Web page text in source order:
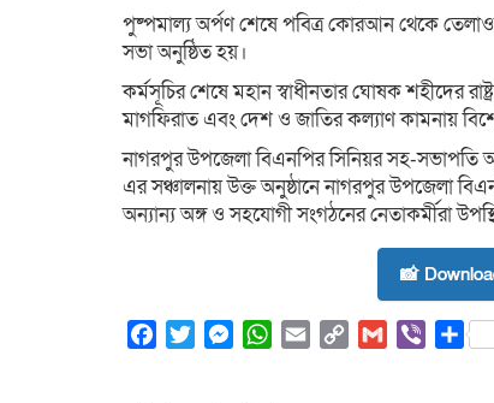
পুষ্পমাল্য অর্পণ শেষে পবিত্র কোরআন থেকে
সভা অনুষ্ঠিত হয়।
কর্মসূচির শেষে মহান স্বাধীনতার ঘোষক শহীদের
মাগফিরাত এবং দেশ ও জাতির কল্যাণ কামনায়
নাগরপুর উপজেলা বিএনপির সিনিয়র সহ-সভাপতি
এর সঞ্চালনায় উক্ত অনুষ্ঠানে নাগরপুর উপজেলা
অন্যান্য অঙ্গ ও সহযোগী সংগঠনের নেতাকর্মীরা
📸
FacebookTwitterMessenger
WhatsApp
Email Copy
Gmail Viber